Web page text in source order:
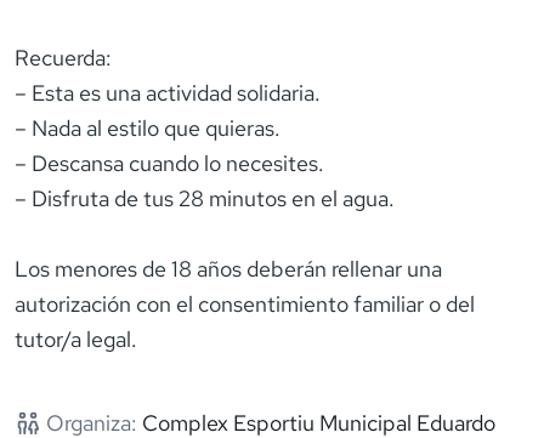
Recuerda:
– Esta es una actividad solidaria.
– Nada al estilo que quieras.
– Descansa cuando lo necesites.
– Disfruta de tus 28 minutos en el agua.
Los menores de 18 años deberán rellenar una
autorización con el consentimiento familiar o del
tutor/a legal.
Organiza: Complex Esportiu Municipal Eduardo